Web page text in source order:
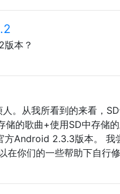
本？
。从我所看到的来看，
的歌曲+使用SD中存储
Android 2.3.3版本。 我
在你们的一些帮助下自行